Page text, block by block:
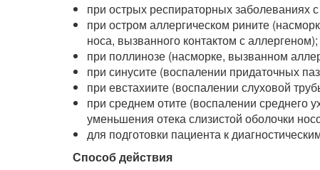
при острых респираторных заболеваниях
при остром аллергическом рините
носа, вызванного контактом с аллергеном);
при поллинозе (насморке, вызванном
при синусите (воспалении придаточных
при евстахиите (воспалении слуховой
при среднем отите (воспалении среднего
уменьшения отека слизистой оболочки
для подготовки пациента к
Способ действия